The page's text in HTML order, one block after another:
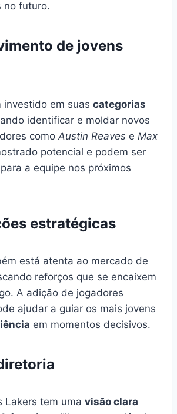
no futuro.
de jovens
investido em suas categorias
identificar e moldar novos
como Austin Reaves e Max
potencial e podem ser
a equipe nos próximos
estratégicas
está atenta ao mercado de
reforços que se encaixem
A adição de jogadores
ajudar a guiar os mais jovens
em momentos decisivos.
Lakers tem uma visão clara